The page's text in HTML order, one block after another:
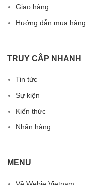
Giao hàng
Hướng dẫn mua hàng
TRUY CẬP NHANH
Tin tức
Sự kiện
Kiến thức
Nhãn hàng
MENU